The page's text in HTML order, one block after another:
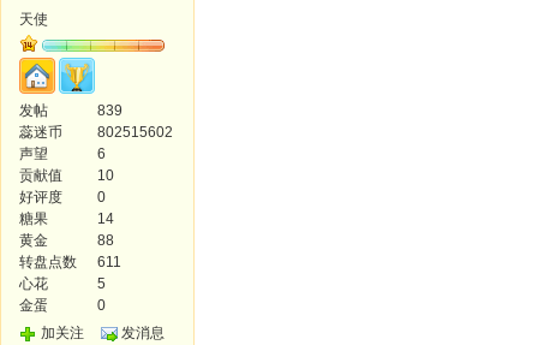
天使
发帖
839
蕊迷币
802515602
声望
6
贡献值
10
好评度
0
糖果
14
黄金
88
转盘点数
611
心花
5
金蛋
0
加关注
发消息